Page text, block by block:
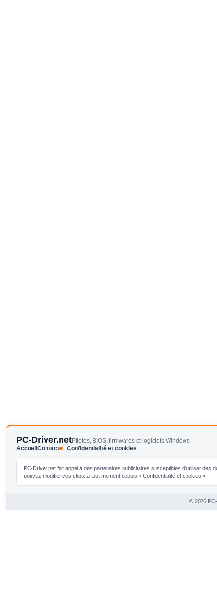
PC-Driver.netPilotes, BIOS, firmwares et logiciels Windows
AccueilContact Confidentialité et cookies
PC-Driver.net fait appel à des partenaires publicitaires susceptibles d'utiliser
pouvez modifier vos choix à tout moment depuis « Confidentialité et cookies ».
© 2026